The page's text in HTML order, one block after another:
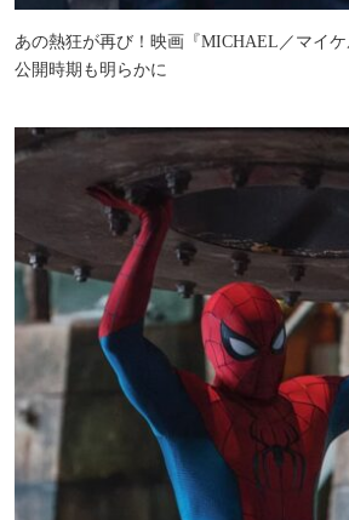
あの熱狂が再び！映画『MICHAEL／マイケ
公開時期も明らかに